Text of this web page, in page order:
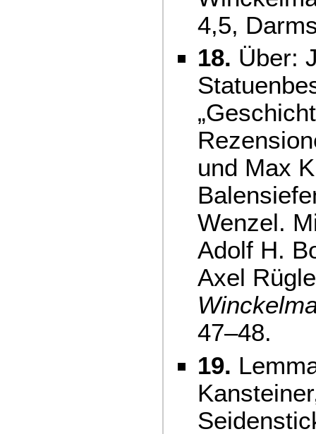
4,5,
18. Über:
und Max
Wenzel.
Adolf H.
Axel
47–48.
19.